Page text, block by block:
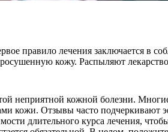
правило лечения заключается в
кожу. Распыляют
неприятной кожной болезни.
кожи. Отзывы часто подчеркивают
длительного курса лечения,